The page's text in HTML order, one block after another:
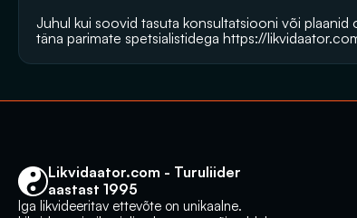
Juhul kui soovid tasuta konsultatsiooni või
täna parimate spetsialistidega https://
Likvidaator.com - Turuliider
aastast 1995
Iga likvideeritav ettevõte on unikaalne.